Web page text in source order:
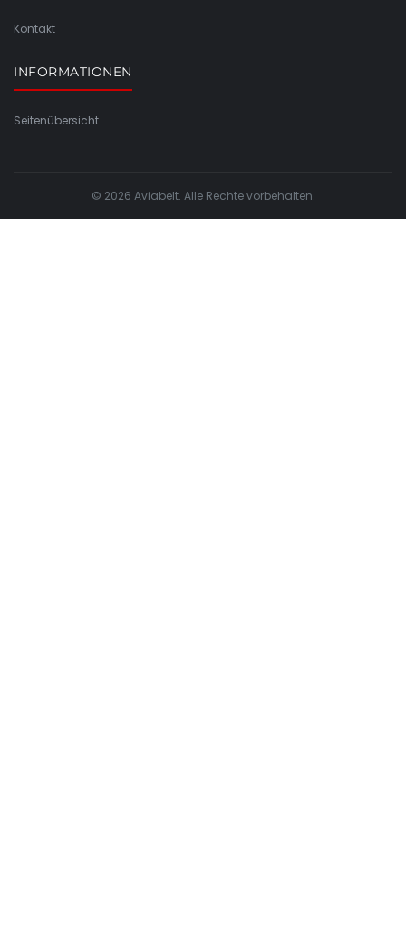
Kontakt
INFORMATIONEN
Seitenübersicht
© 2026 Aviabelt. Alle Rechte vorbehalten.